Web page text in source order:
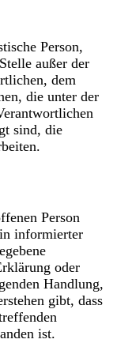
Person,
außer der
dem
die unter der
sind, die
Person
informierter
oder
Handlung,
gibt, dass
ist.